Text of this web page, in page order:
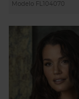
Modelo FL104070